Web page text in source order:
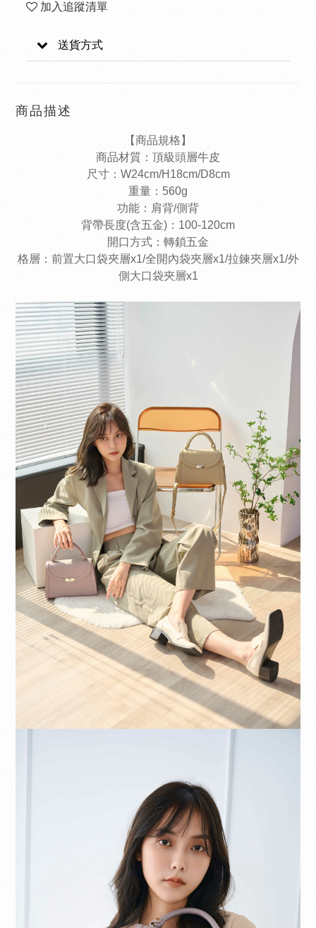
加入追蹤清單
送貨方式
商品描述
【商品規格】
商品材質：頂級頭層牛皮
尺寸：W24cm/H18cm/D8cm
重量：560g
功能：肩背/側背
背帶長度(含五金)：100-120cm
開口方式：轉鎖五金
格層：前置大口袋夾層x1/全開內袋夾層x1/拉鍊夾層x1/外
側大口袋夾層x1